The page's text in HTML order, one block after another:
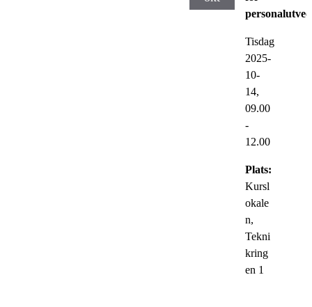
Tisdag
2025-
10-
14,
09.00
-
12.00
Plats:
Kursl
okale
n,
Tekni
kring
en 1